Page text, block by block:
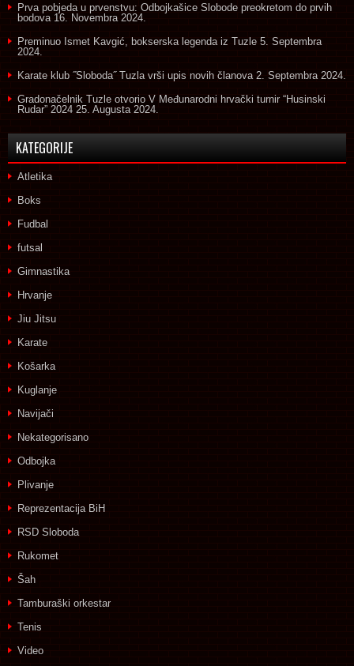
Prva pobjeda u prvenstvu: Odbojkašice Slobode preokretom do prvih
bodova 16. Novembra 2024.
Preminuo Ismet Kavgić, bokserska legenda iz Tuzle 5. Septembra
2024.
Karate klub ˝Sloboda˝ Tuzla vrši upis novih članova 2. Septembra 2024.
Gradonačelnik Tuzle otvorio V Međunarodni hrvački turnir “Husinski
Rudar” 2024 25. Augusta 2024.
KATEGORIJE
Atletika
Boks
Fudbal
futsal
Gimnastika
Hrvanje
Jiu Jitsu
Karate
Košarka
Kuglanje
Navijači
Nekategorisano
Odbojka
Plivanje
Reprezentacija BiH
RSD Sloboda
Rukomet
Šah
Tamburaški orkestar
Tenis
Video